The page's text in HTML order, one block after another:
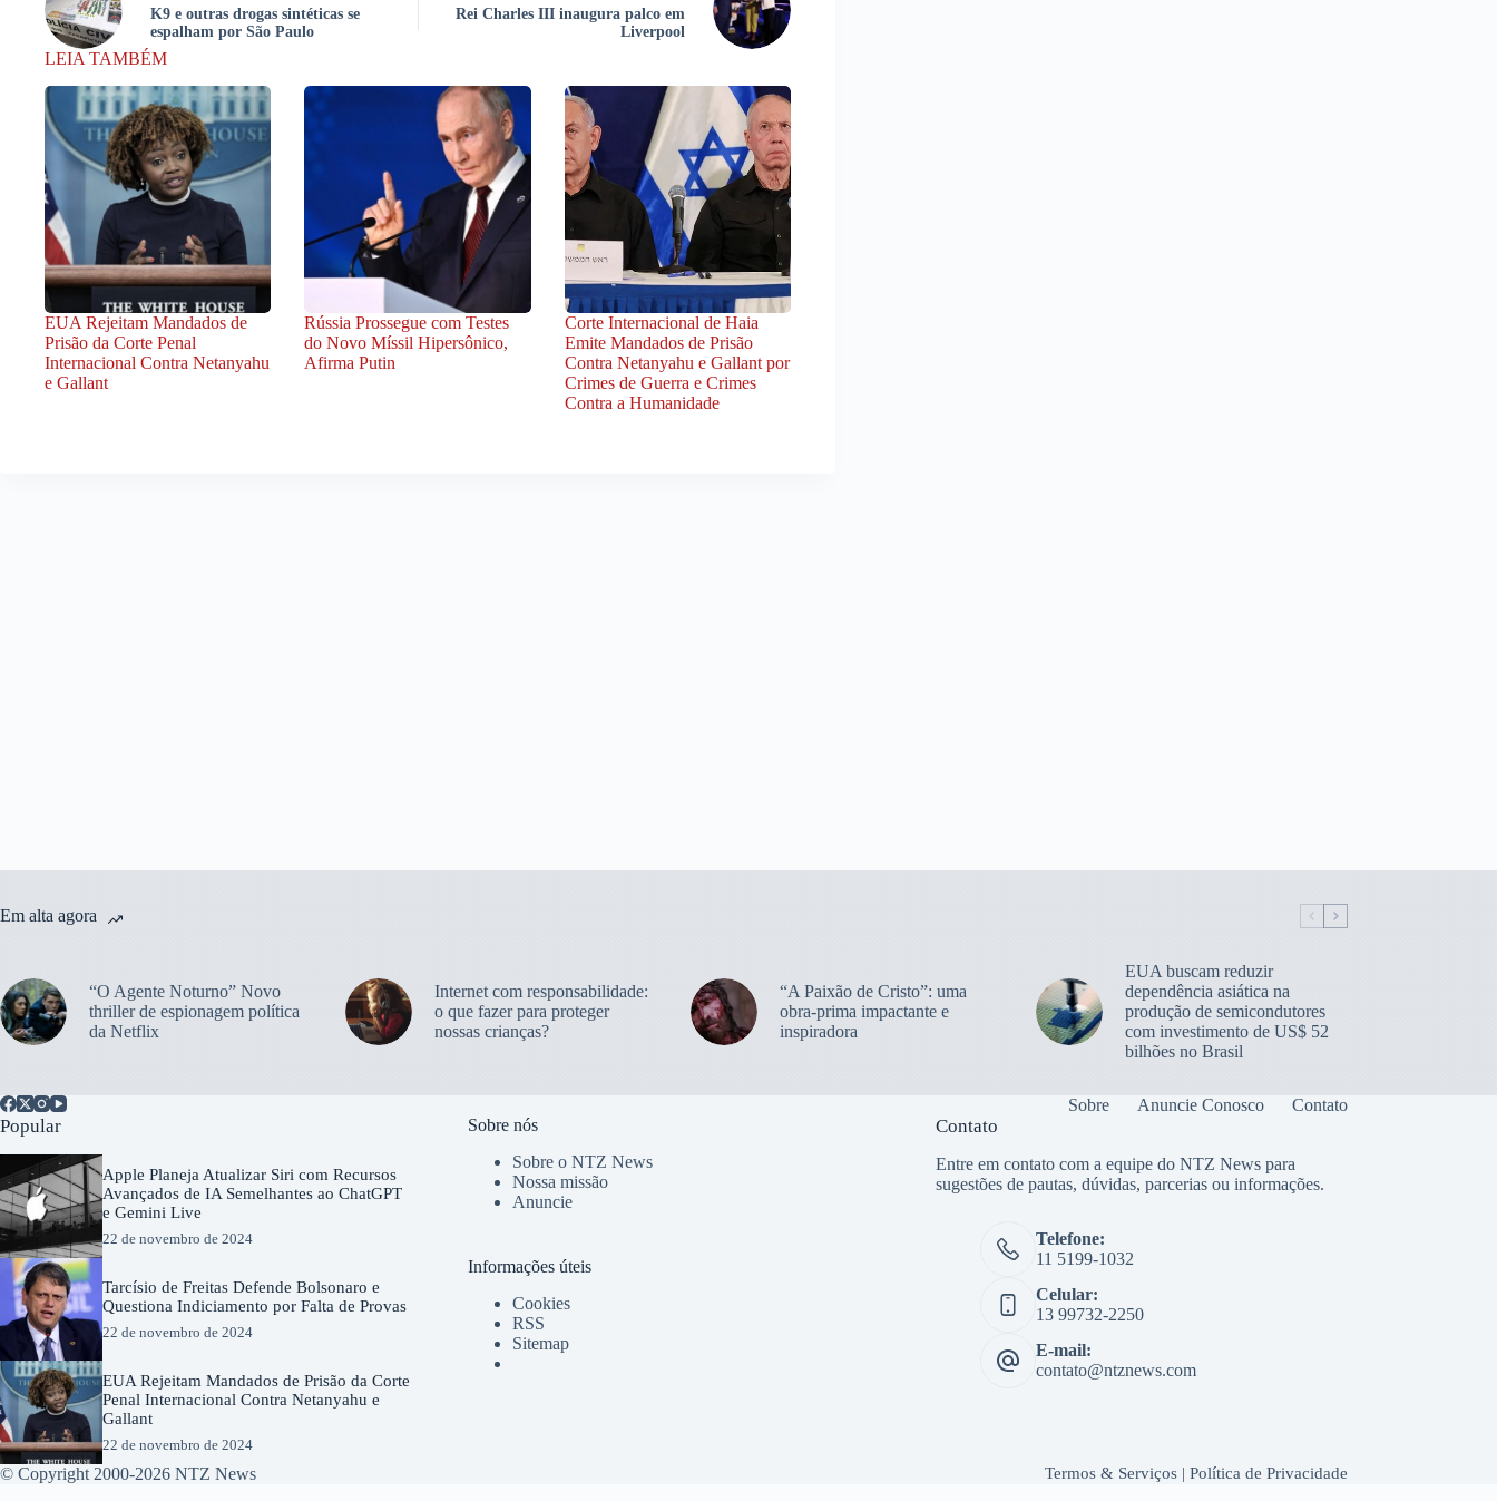
K9 e outras drogas sintéticas se
espalham por São Paulo
Rei Charles III inaugura palco em
Liverpool
LEIA TAMBÉM
EUA Rejeitam Mandados de
Prisão da Corte Penal
Internacional Contra Netanyahu
e Gallant
Rússia Prossegue com Testes
do Novo Míssil Hipersônico,
Afirma Putin
Corte Internacional de Haia
Emite Mandados de Prisão
Contra Netanyahu e Gallant por
Crimes de Guerra e Crimes
Contra a Humanidade
Em alta agora
“O Agente Noturno” Novo
thriller de espionagem política
da Netflix
Internet com responsabilidade:
o que fazer para proteger
nossas crianças?
“A Paixão de Cristo”: uma
obra-prima impactante e
inspiradora
EUA buscam reduzir
dependência asiática na
produção de semicondutores
com investimento de US$ 52
bilhões no Brasil
Sobre Anuncie Conosco Contato
Popular
Apple Planeja Atualizar Siri com Recursos
Avançados de IA Semelhantes ao ChatGPT
e Gemini Live
22 de novembro de 2024
Tarcísio de Freitas Defende Bolsonaro e
Questiona Indiciamento por Falta de Provas
22 de novembro de 2024
EUA Rejeitam Mandados de Prisão da Corte
Penal Internacional Contra Netanyahu e
Gallant
22 de novembro de 2024
Sobre nós
Sobre o NTZ News
Nossa missão
Anuncie
Informações úteis
Cookies
RSS
Sitemap
Contato
Entre em contato com a equipe do NTZ News para
sugestões de pautas, dúvidas, parcerias ou informações.
Telefone:
11 5199-1032
Celular:
13 99732-2250
E-mail:
contato@ntznews.com
© Copyright 2000-2026 NTZ News Termos & Serviços| Política de Privacidade